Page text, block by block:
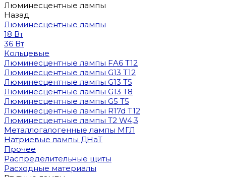
Люминесцентные лампы
Назад
Люминесцентные лампы
18 Вт
36 Вт
Кольцевые
Люминесцентные лампы FA6 T12
Люминесцентные лампы G13 T12
Люминесцентные лампы G13 T5
Люминесцентные лампы G13 T8
Люминесцентные лампы G5 T5
Люминесцентные лампы R17d T12
Люминесцентные лампы T2 W4,3
Металлогалогенные лампы МГЛ
Натриевые лампы ДНаТ
Прочее
Распределительные щиты
Расходные материалы